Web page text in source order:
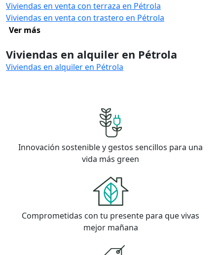
Viviendas en venta con terraza en Pétrola
Viviendas en venta con trastero en Pétrola
Ver más
Viviendas en alquiler en Pétrola
Viviendas en alquiler en Pétrola
Innovación sostenible y gestos sencillos para una
vida más green
Comprometidas con tu presente para que vivas
mejor mañana